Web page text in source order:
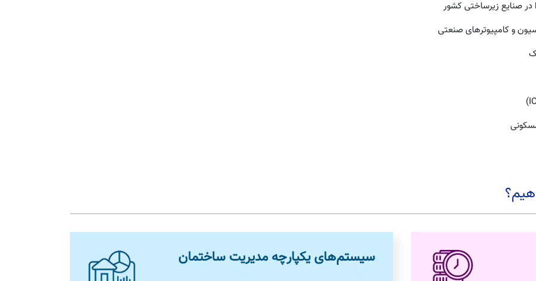
در صنایع زیرساختی کشور
و کامپیوترهای صنعتی
سیستم‌های یکپارچه مدیریت ساختمان